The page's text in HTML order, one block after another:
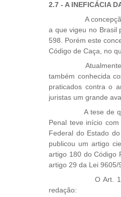
2.7 - A INEFICÁCIA
A
a que vigeu no Brasil
598. Porém este
Código de Caça, no
também conhecida
praticados contra o
juristas um grande
A tese de
Penal teve início
Federal do Estado
publicou um artigo
artigo 180 do Código
artigo 29 da Lei 9605/
O Art. 180
redação: